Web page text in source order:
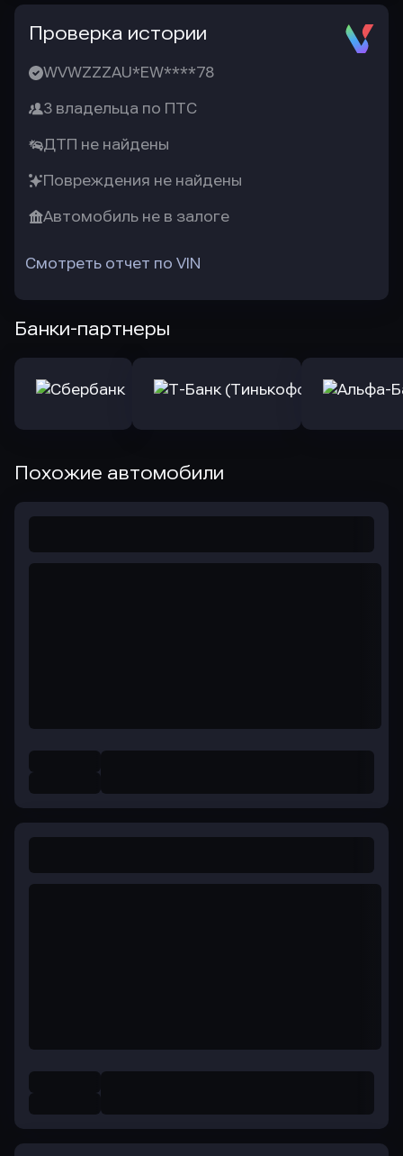
Проверка истории
WVWZZZAU*EW****78
3 владельца по ПТС
ДТП не найдены
Повреждения не найдены
Автомобиль не в залоге
Смотреть отчет по VIN
Банки-партнеры
Похожие автомобили